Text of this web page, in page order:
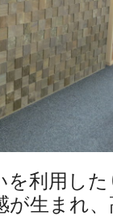
を利用し
が生まれ